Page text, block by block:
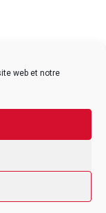
web et notre
par Auralab